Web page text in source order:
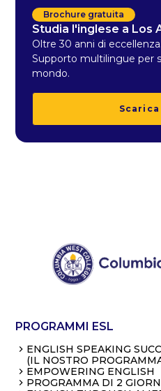
Brochure gratuita
Studia l'inglese a Los
Oltre 30 anni di
Supporto multilingue per
mondo.
PROGRAMMI ESL
ENGLISH SPEAKING
(IL NOSTRO
EMPOWERING ENGLISH
PROGRAMMA DI 2